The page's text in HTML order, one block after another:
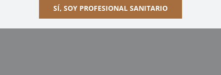
Published On: 10 febrero 2026
SÍ, SOY PROFESIONAL SANITARIO